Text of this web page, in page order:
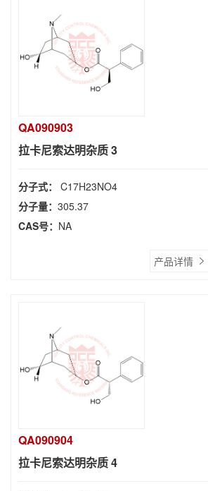
QA090903
拉卡尼索达明杂质 3
分子式： C17H23NO4
分子量： 305.37
CAS号： NA
产品详情
QA090904
拉卡尼索达明杂质 4